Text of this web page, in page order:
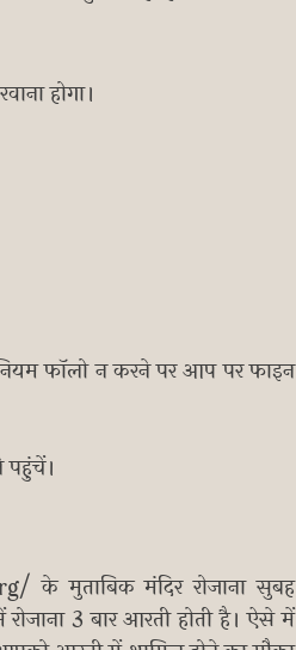
होगा।
नियम फॉलो न करने पर आप पर फाइन
पहुंचें।
के मुताबिक मंदिर रोजाना सुबह
3 बार आरती होती है। ऐसे में